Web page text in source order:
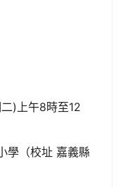
)上午8時至12
學（校址 嘉義縣